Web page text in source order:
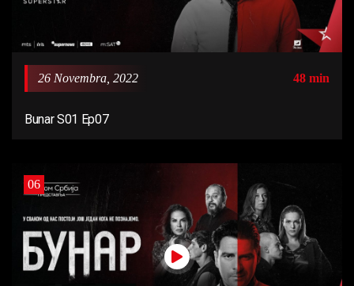
26 Novembra, 2022 48 min
Bunar S01 Ep07
06